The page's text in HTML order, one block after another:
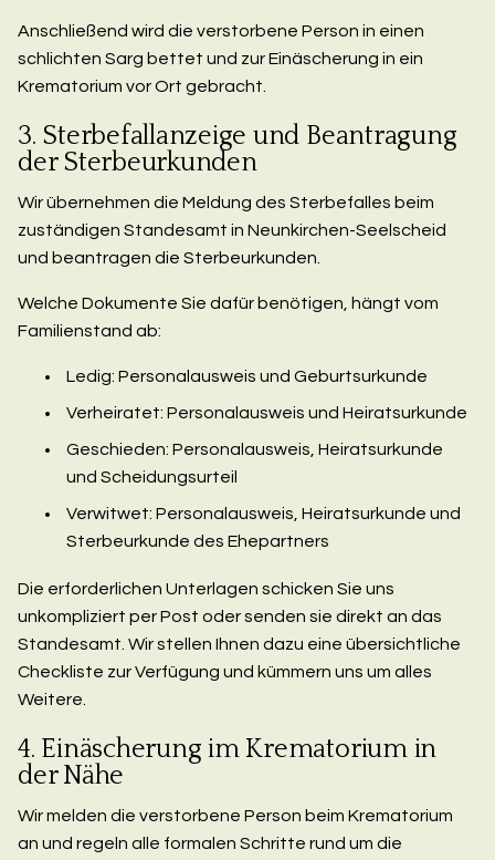
Anschließend wird die verstorbene Person in einen
schlichten Sarg bettet und zur Einäscherung in ein
Krematorium vor Ort gebracht.
3. Sterbefallanzeige und Beantragung
der Sterbeurkunden
Wir übernehmen die Meldung des Sterbefalles beim
zuständigen Standesamt in Neunkirchen-Seelscheid
und beantragen die Sterbeurkunden.
Welche Dokumente Sie dafür benötigen, hängt vom
Familienstand ab:
Ledig: Personalausweis und Geburtsurkunde
Verheiratet: Personalausweis und Heiratsurkunde
Geschieden: Personalausweis, Heiratsurkunde
und Scheidungsurteil
Verwitwet: Personalausweis, Heiratsurkunde und
Sterbeurkunde des Ehepartners
Die erforderlichen Unterlagen schicken Sie uns
unkompliziert per Post oder senden sie direkt an das
Standesamt. Wir stellen Ihnen dazu eine übersichtliche
Checkliste zur Verfügung und kümmern uns um alles
Weitere.
4. Einäscherung im Krematorium in
der Nähe
Wir melden die verstorbene Person beim Krematorium
an und regeln alle formalen Schritte rund um die